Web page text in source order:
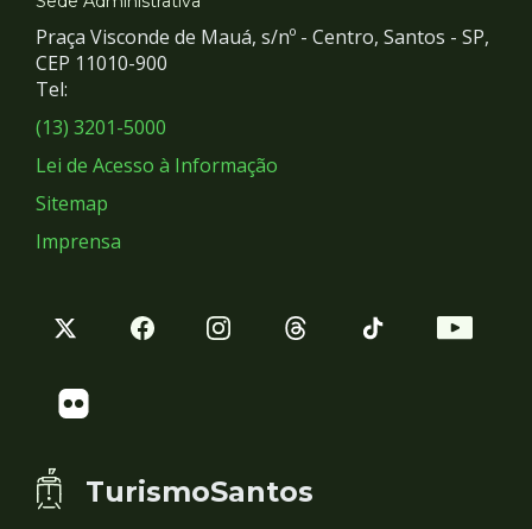
e
Redes
Sociais
Praça Visconde de Mauá, s/nº - Centro, Santos - SP,
CEP 11010-900
Tel:
(13) 3201-5000
Lei de Acesso à Informação
Sitemap
Imprensa
TurismoSantos